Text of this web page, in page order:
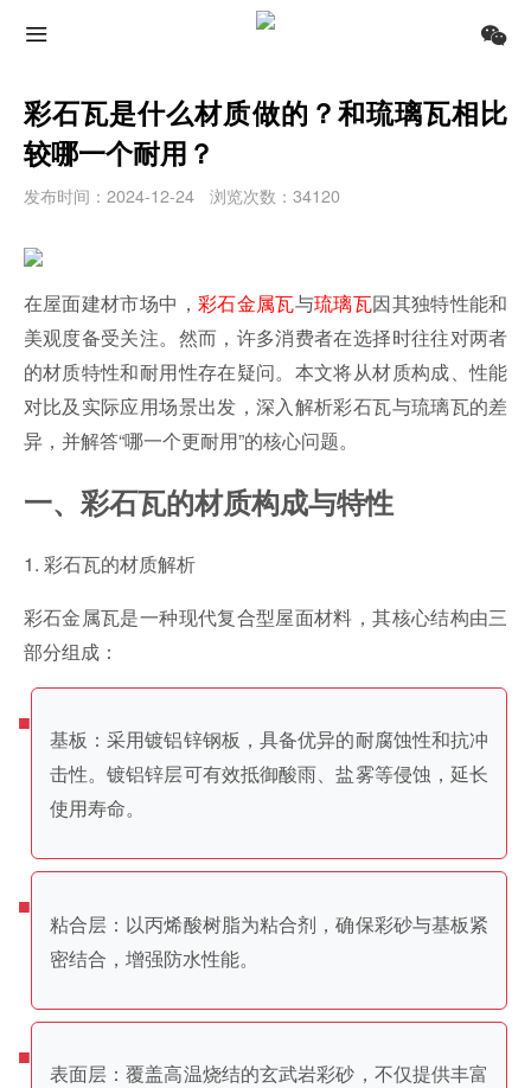
彩石瓦是什么材质做的？和琉璃瓦相比
较哪一个耐用？
发布时间：2024-12-24 浏览次数：34120
在屋面建材市场中， 彩石金属瓦与琉璃瓦因其独特性能和
美观度备受关注。然而，许多消费者在选择时往往对两者
的材质特性和耐用性存在疑问。本文将从材质构成、性能
对比及实际应用场景出发，深入解析彩石瓦与琉璃瓦的差
异，并解答“哪一个更耐用”的核心问题。
一、彩石瓦的材质构成与特性
1. 彩石瓦的材质解析
彩石金属瓦是一种现代复合型屋面材料，其核心结构由三
部分组成：
基板：采用镀铝锌钢板，具备优异的耐腐蚀性和抗冲
击性。镀铝锌层可有效抵御酸雨、盐雾等侵蚀，延长
使用寿命。
粘合层：以丙烯酸树脂为粘合剂，确保彩砂与基板紧
密结合，增强防水性能。
表面层：覆盖高温烧结的玄武岩彩砂，不仅提供丰富